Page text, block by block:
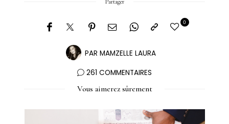
Partager
PAR MAMZELLE LAURA
0
261 COMMENTAIRES
Vous aimerez sûrement